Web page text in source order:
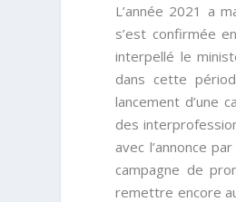
L’année 2021 a
s’est confirmée
interpellé le
dans cette
lancement d’une
des
avec l’annonce
campagne de
remettre encore